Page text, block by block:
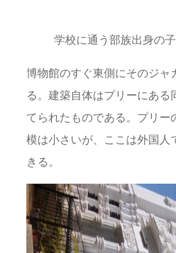
学校に通う部族出身の
博物館のすぐ東側にそのジャ
る。建築自体はプリーにある
てられたものである。プリー
模は小さいが、ここは外国人
きる。